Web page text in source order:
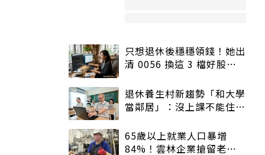
只想退休後穩穩領錢！她出
清 0056 換這 3 檔好股：
退休養生村新趨勢「和大學
當鄰居」：沒上課不能住、
65歲以上就業人口暴增
84%！雲林企業搶留老員